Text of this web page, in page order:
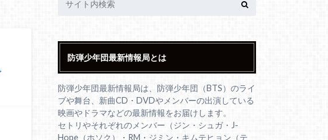
防弾少年団最新情報局とは
防弾少年団最新情報局は、防弾少年団（BTS）のライ
ブや舞台、新曲CD・DVDやメンバーの出演している
映画やドラマなどの最新情報をお届けします。
セトリやそれぞれのメンバー（ジン・シュガ・J-
Hope（ホソク）・RM・ジミン・キムテヒョン（テ